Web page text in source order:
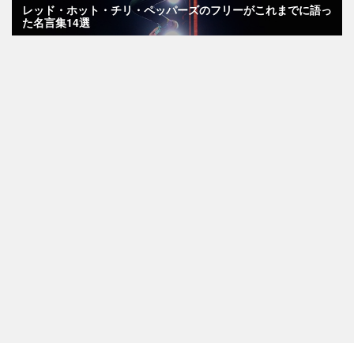
レッド・ホット・チリ・ペッパーズのフリーがこれまでに語っ
た名言集14選